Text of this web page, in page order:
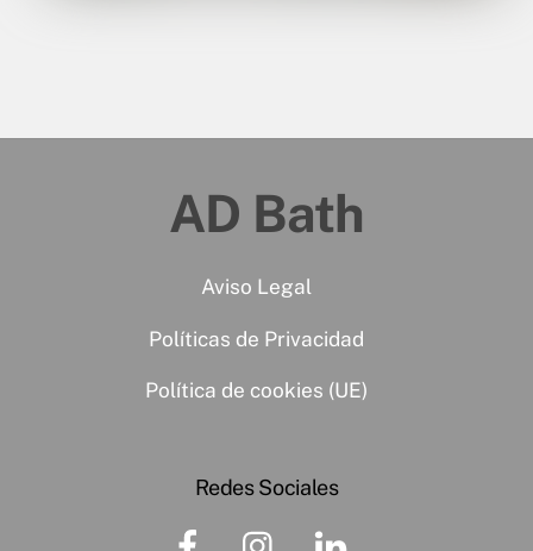
AD Bath
Aviso Legal
Políticas de Privacidad
Política de cookies (UE)
Redes Sociales
FacebookInstagram